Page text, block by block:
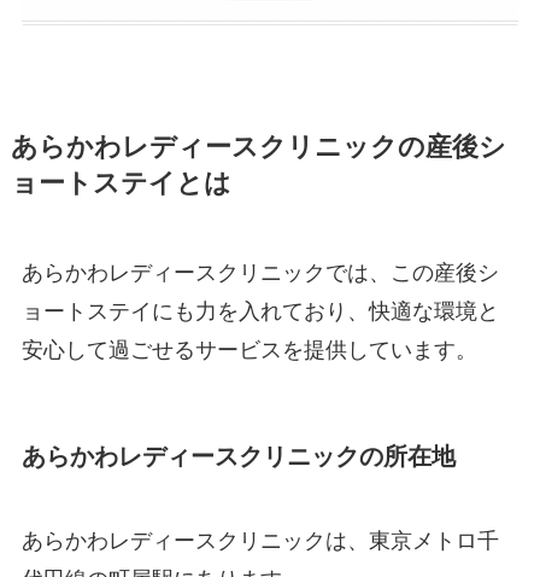
あらかわレディースクリニックの産後シ
ョートステイとは
あらかわレディースクリニックでは、この産後シ
ョートステイにも力を入れており、快適な環境と
安心して過ごせるサービスを提供しています。
あらかわレディースクリニックの所在地
あらかわレディースクリニックは、東京メトロ千